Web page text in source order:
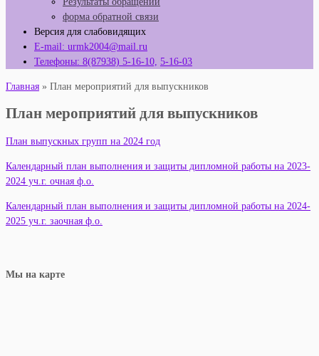
форма обратной связи
Версия для слабовидящих
E-mail: urmk2004@mail.ru
Телефоны: 8(87938) 5-16-10, 5-16-03
Главная » План мероприятий для выпускников
План мероприятий для выпускников
План выпускных групп на 2024 год
Календарный план выполнения и защиты дипломной работы на 2023-
2024 уч.г. очная ф.о.
Календарный план выполнения и защиты дипломной работы на 2024-
2025 уч.г. заочная ф.о.
Мы на карте